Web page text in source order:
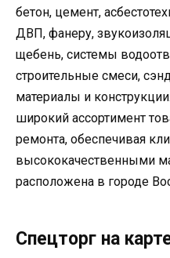
бетон, цемент,
ДВП, фанеру,
щебень, системы
строительные смеси,
материалы и
широкий ассортимент
ремонта, обеспечивая
высококачественными
расположена в городе
Спецторг на